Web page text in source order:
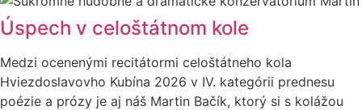
Úspech v celoštátnom kole
Medzi ocenenými recitátormi celoštátneho kola
Hviezdoslavovho Kubína 2026 v IV. kategórii prednesu
poézie a prózy je aj náš Martin Bačík, ktorý si s kolážou